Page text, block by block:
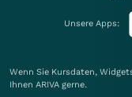
Unsere Apps:
Wenn Sie Kursdaten,
Ihnen ARIVA gerne.